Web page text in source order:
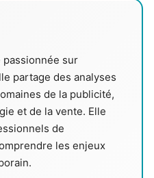
sur
partage des analyses
de la publicité,
et de la vente. Elle
de
les enjeux